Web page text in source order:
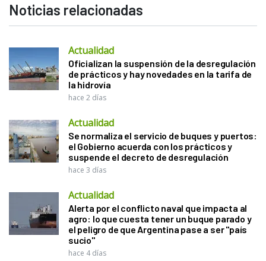
Noticias relacionadas
Actualidad
Oficializan la suspensión de la desregulación
de prácticos y hay novedades en la tarifa de
la hidrovía
hace 2 días
Actualidad
Se normaliza el servicio de buques y puertos:
el Gobierno acuerda con los prácticos y
suspende el decreto de desregulación
hace 3 días
Actualidad
Alerta por el conflicto naval que impacta al
agro: lo que cuesta tener un buque parado y
el peligro de que Argentina pase a ser "país
sucio"
hace 4 días